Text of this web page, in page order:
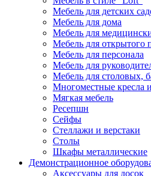
Мебель для детских
Мебель для дома
Мебель для
Мебель для открытого
Мебель для персонала
Мебель для
Мебель для столовых,
Многоместные кресла
Мягкая мебель
Ресепшн
Сейфы
Стеллажи и верстаки
Столы
Шкафы металлические
Демонстрационное
Аксессуары для досок